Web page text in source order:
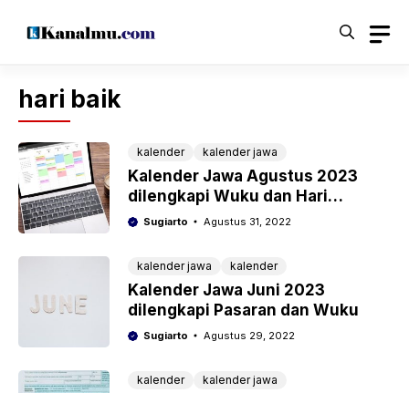
hari baik
kalender kalender jawa
Kalender Jawa Agustus 2023
dilengkapi Wuku dan Hari
Pasaran
Sugiarto Agustus 31, 2022
kalender jawa kalender
Kalender Jawa Juni 2023
dilengkapi Pasaran dan Wuku
Sugiarto Agustus 29, 2022
kalender kalender jawa